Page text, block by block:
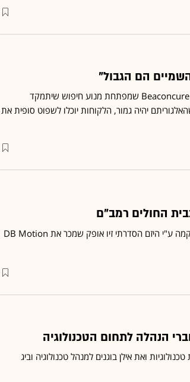
הם הגבול"
נועם שטרן פרי משקיע בחברת הסטארט-אפ Beaconcure שמפתחת מנוע חיפוש שיתמקד
יהיה גמור, הלקוחות יוכלו לשפוט סופית את
החולים רמב"ם
חברת MDClone, שמנתחת מידע רפואי, הוקמה ע"י היזם הסדרתי זיו אופק שמכר את DB Motion
הנהלה לתחום הטכנולוגיה
ואת אילן בוגנים למנהל טכנולוגיה וביג